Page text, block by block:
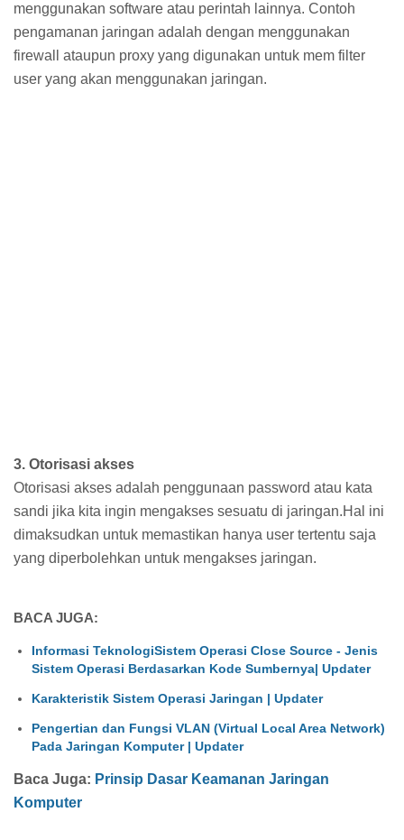
menggunakan software atau perintah lainnya. Contoh
pengamanan jaringan adalah dengan menggunakan
firewall ataupun proxy yang digunakan untuk mem filter
user yang akan menggunakan jaringan.
3. Otorisasi akses
Otorisasi akses adalah penggunaan password atau kata
sandi jika kita ingin mengakses sesuatu di jaringan.Hal ini
dimaksudkan untuk memastikan hanya user tertentu saja
yang diperbolehkan untuk mengakses jaringan.
BACA JUGA:
Informasi TeknologiSistem Operasi Close Source - Jenis
Sistem Operasi Berdasarkan Kode Sumbernya| Updater
Karakteristik Sistem Operasi Jaringan | Updater
Pengertian dan Fungsi VLAN (Virtual Local Area Network)
Pada Jaringan Komputer | Updater
Baca Juga: Prinsip Dasar Keamanan Jaringan
Komputer